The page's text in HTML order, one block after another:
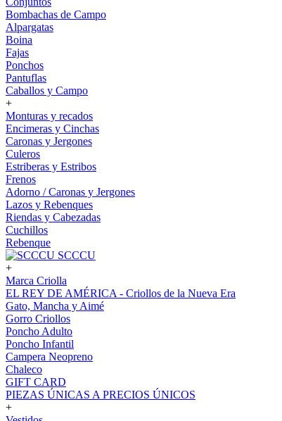
Bombachas de Campo
Alpargatas
Boina
Fajas
Ponchos
Pantuflas
Caballos y Campo
+
Monturas y recados
Encimeras y Cinchas
Caronas y Jergones
Culeros
Estriberas y Estribos
Frenos
Adorno / Caronas y Jergones
Lazos y Rebenques
Riendas y Cabezadas
Cuchillos
Rebenque
SCCCU
+
Marca Criolla
EL REY DE AMÉRICA - Criollos de la Nueva Era
Gato, Mancha y Aimé
Gorro Criollos
Poncho Adulto
Poncho Infantil
Campera Neopreno
Chaleco
GIFT CARD
PIEZAS ÚNICAS A PRECIOS ÚNICOS
+